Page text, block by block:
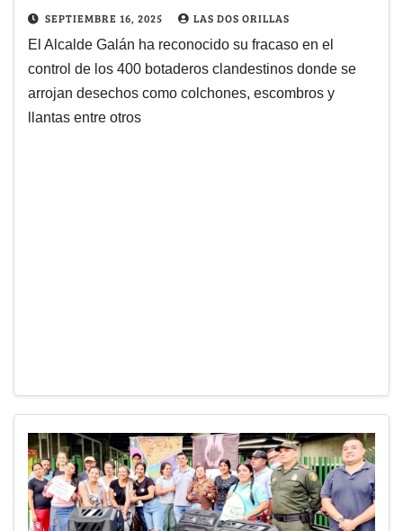
SEPTIEMBRE 16, 2025 LAS DOS ORILLAS
El Alcalde Galán ha reconocido su fracaso en el
control de los 400 botaderos clandestinos donde se
arrojan desechos como colchones, escombros y
llantas entre otros